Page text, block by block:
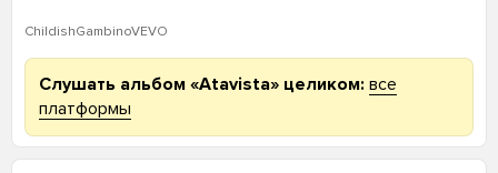
ChildishGambinoVEVO
Слушать альбом «Atavista» целиком: все
платформы